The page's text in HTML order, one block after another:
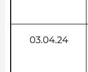
03.04.24